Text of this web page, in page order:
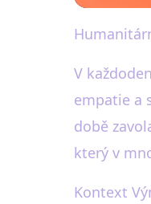
black-
24. 5. 2025·
V
empatie a
době
který v
Kontext